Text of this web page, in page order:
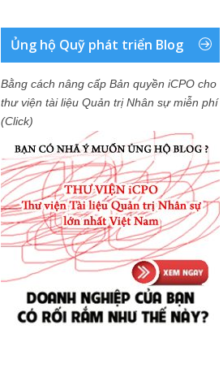
Ủng hộ Quỹ phát triển Blog
Bằng cách nâng cấp Bản quyền iCPO cho
thư viện tài liệu Quản trị Nhân sự miễn phí
(Click)